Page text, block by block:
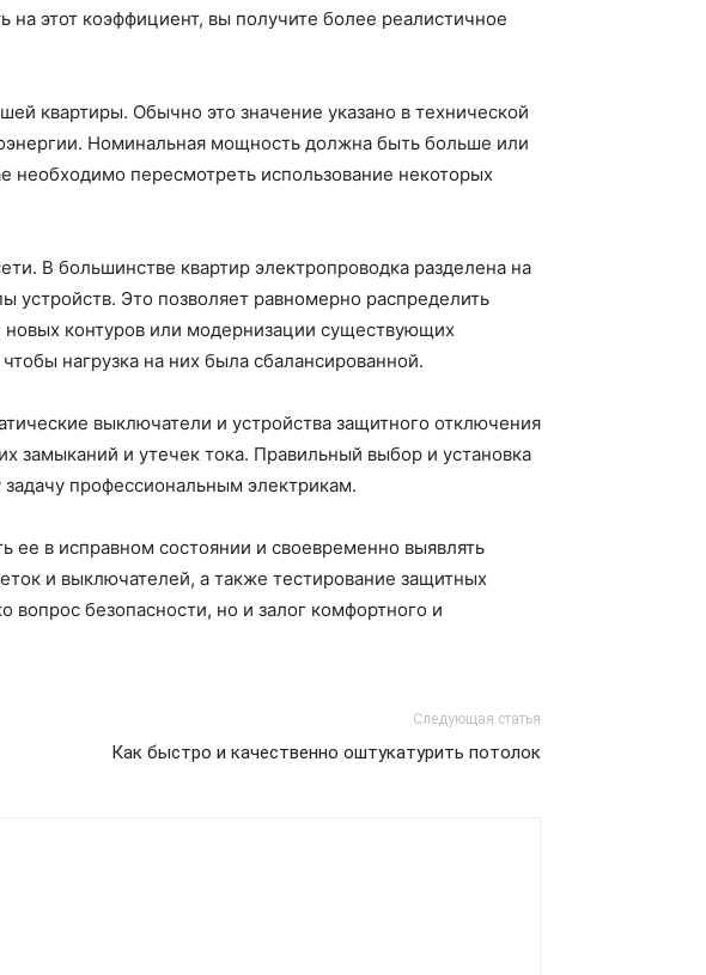
этот коэффициент, вы получите более реалистичное
квартиры. Обычно это значение указано в технической
Номинальная мощность должна быть больше или
необходимо пересмотреть использование некоторых
В большинстве квартир электропроводка разделена на
устройств. Это позволяет равномерно распределить
новых контуров или модернизации существующих
нагрузка на них была сбалансированной.
выключатели и устройства защитного отключения
замыканий и утечек тока. Правильный выбор и установка
профессиональным электрикам.
ее в исправном состоянии и своевременно выявлять
и выключателей, а также тестирование защитных
вопрос безопасности, но и залог комфортного и
Следующая статья
Как быстро и качественно оштукатурить потолок